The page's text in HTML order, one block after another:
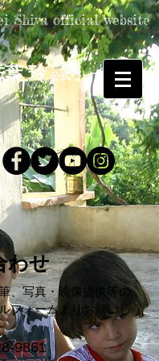
Shiva official website
葉 玲​公式ウェブ
わせ
、写真・映像提供等の
フォームよりお願いし
9861